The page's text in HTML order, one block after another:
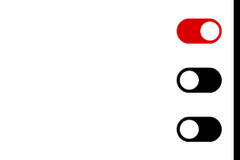
Légales.